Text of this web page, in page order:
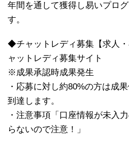
年間を通して獲得し易いプロ
す。
◆チャットレディ募集【求人
ャットレディ募集サイト
※成果承認時成果発生
・応募に対し約80%の方は成
到達します。
・注意事項「口座情報が未入
らないので注意！」